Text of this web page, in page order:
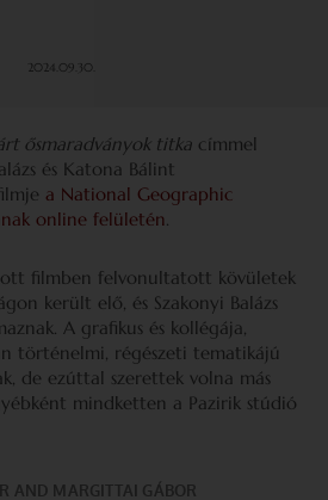
2024.09.30.
ősmaradványok titka címmel
és Katona Bálint
a National Geographic
online felületén.
filmben felvonultatott kövületek
került elő, és Szakonyi Balázs
A grafikus és kollégája,
történelmi, régészeti tematikájú
de ezúttal szerettek volna más
mindketten a Pazirik stúdió